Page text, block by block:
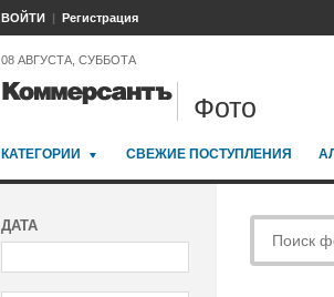
ВОЙТИ Регистрация
08 АВГУСТА, СУББОТА
Фото
КАТЕГОРИИ СВЕЖИЕ ПОСТУПЛЕНИЯ
ДАТА